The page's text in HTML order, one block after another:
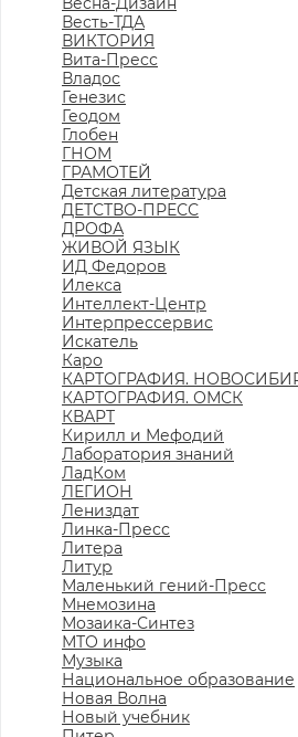
Весть-ТДА
ВИКТОРИЯ
Вита-Пресс
Владос
Генезис
Геодом
Глобен
ГНОМ
ГРАМОТЕЙ
Детская литература
ДЕТСТВО-ПРЕСС
ДРОФА
ЖИВОЙ ЯЗЫК
ИД Федоров
Илекса
Интеллект-Центр
Интерпрессервис
Искатель
Каро
КАРТОГРАФИЯ.
КАРТОГРАФИЯ. ОМСК
КВАРТ
Кирилл и Мефодий
Лаборатория знаний
ЛадКом
ЛЕГИОН
Лениздат
Линка-Пресс
Литера
Литур
Маленький гений-Пресс
Мнемозина
Мозаика-Синтез
МТО инфо
Музыка
Национальное образование
Новая Волна
Новый учебник